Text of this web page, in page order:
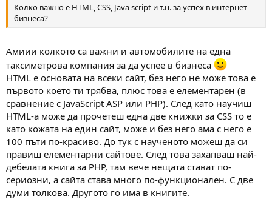
Колко важно е HTML, CSS, Java script и т.н. за успех в интернет
бизнеса?
Амиии колкото са важни и автомобилите на една
таксиметрова компания за да успее в бизнеса
HTML е основата на всеки сайт, без него не може това е
първото което ти трябва, плюс това е елементарен (в
сравнение с JavaScript ASP или PHP). След като научиш
HTML-a може да прочетеш една две книжки за CSS то е
като кожата на един сайт, може и без него ама с него е
100 пъти по-красиво. До тук с наученото можеш да си
правиш елементарни сайтове. След това захапваш най-
дебелата книга за PHP, там вече нещата стават по-
сериозни, а сайта става много по-функционален. С две
думи толкова. Другото го има в книгите.